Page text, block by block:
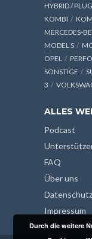
HYBRID /
KOMBI
MERCEDES-
MODEL S
OPEL
SONSTIGE
3
ALLES
Podcast
FAQ
Über uns
Datenschutz
Impressum
Durch die weitere